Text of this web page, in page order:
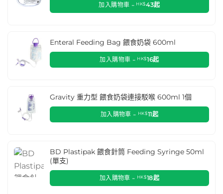
加入購物車 - HK$43起
Enteral Feeding Bag 餵食奶袋 600ml
加入購物車 - HK$16起
Gravity 重力型 餵食奶袋連接駁喉 600ml 1個
加入購物車 - HK$11起
BD Plastipak 餵食針筒 Feeding Syringe 50ml
(單支)
加入購物車 - HK$18起